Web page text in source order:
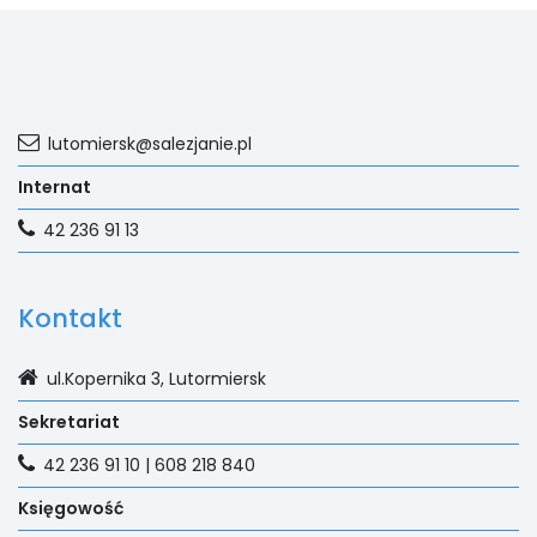
Kontakt
ul.Kopernika 3, Lutormiersk
Sekretariat
42 236 91 10 | 608 218 840
Księgowość
lutomiersk@salezjanie.pl
Internat
42 236 91 13